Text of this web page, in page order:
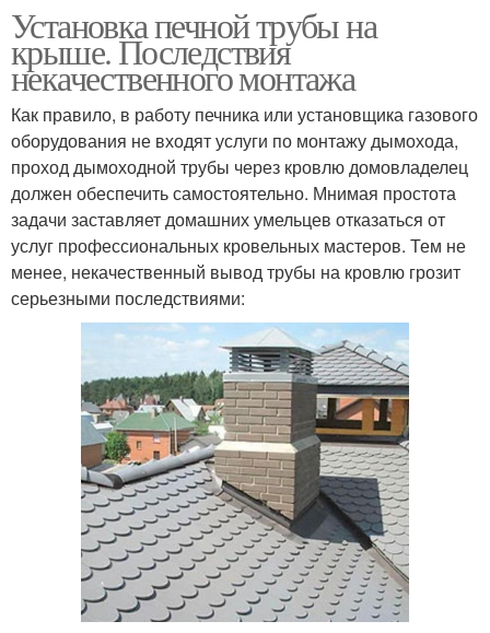
Установка печной трубы на
крыше. Последствия
некачественного монтажа
Как правило, в работу печника или установщика газового
оборудования не входят услуги по монтажу дымохода,
проход дымоходной трубы через кровлю домовладелец
должен обеспечить самостоятельно. Мнимая простота
задачи заставляет домашних умельцев отказаться от
услуг профессиональных кровельных мастеров. Тем не
менее, некачественный вывод трубы на кровлю грозит
серьезными последствиями: